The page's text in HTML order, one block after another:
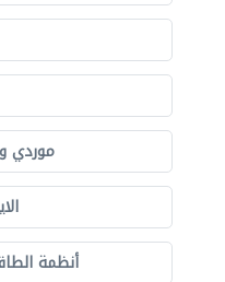
موردي
أنظمة